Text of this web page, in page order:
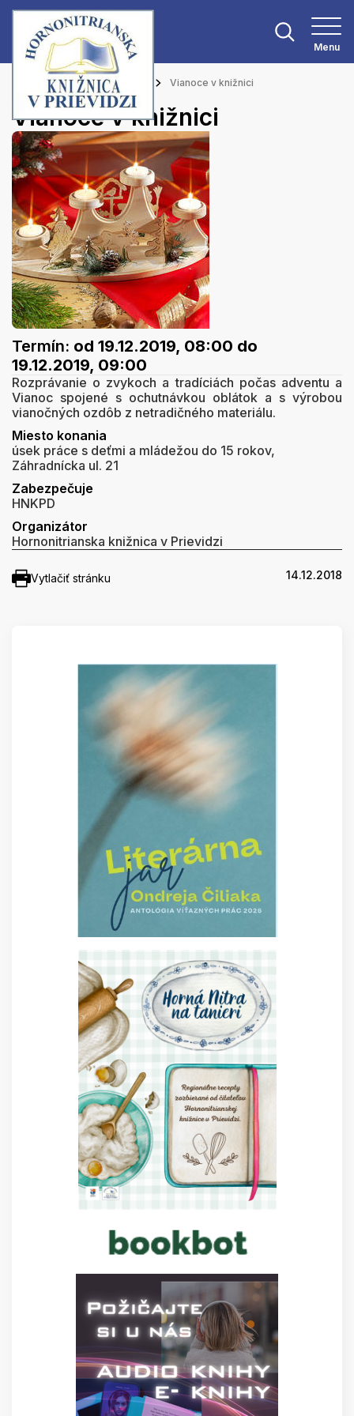
Menu
Hlavná stránka Podujatia Vianoce v knižnici
Vianoce v knižnici
Termín: od 19.12.2019, 08:00 do
19.12.2019, 09:00
Rozprávanie o zvykoch a tradíciách počas adventu a
Vianoc spojené s ochutnávkou oblátok a s výrobou
vianočných ozdôb z netradičného materiálu.
Miesto konania
úsek práce s deťmi a mládežou do 15 rokov,
Záhradnícka ul. 21
Zabezpečuje
HNKPD
Organizátor
Hornonitrianska knižnica v Prievidzi
Vytlačiť stránku 14.12.2018